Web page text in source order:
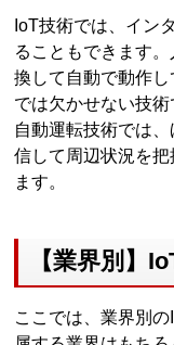
IoT技術では、イン
ることもできます
換して自動で動作
では欠かせない技
自動運転技術では
信して周辺状況を
ます。
【業界別】
ここでは、業界別